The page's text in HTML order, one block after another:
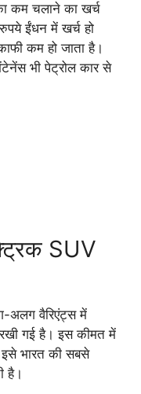
कम चलाने का खर्च
ईंधन में खर्च हो
कम हो जाता है।
भी पेट्रोल कार से
SUV
अलग वैरिएंट्स में
गई है। इस कीमत में
भारत की सबसे
है।